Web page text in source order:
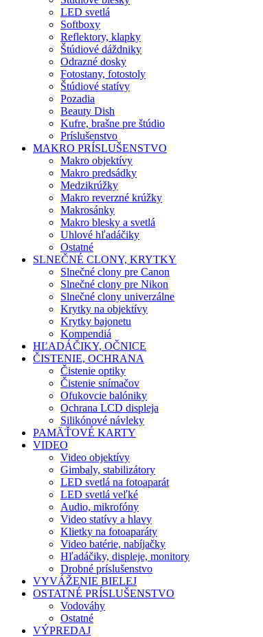
LED svetlá
Softboxy
Reflektory, klapky
Štúdiové dáždniky
Odrazné dosky
Fotostany, fotostoly
Štúdiové statívy
Pozadia
Beauty Dish
Kufre, brašne pre štúdio
Príslušenstvo
MAKRO PRÍSLUŠENSTVO
Makro objektívy
Makro predsádky
Medzikrúžky
Makro reverzné krúžky
Makrosánky
Makro blesky a svetlá
Uhlové hľadáčiky
Ostatné
SLNEČNÉ CLONY, KRYTKY
Slnečné clony pre Canon
Slnečné clony pre Nikon
Slnečné clony univerzálne
Krytky na objektívy
Krytky bajonetu
Kompendiá
HĽADÁČIKY, OČNICE
ČISTENIE, OCHRANA
Čistenie optiky
Čistenie snímačov
Ofukovcie balóniky
Ochrana LCD displeja
Silikónové návleky
PAMÄŤOVÉ KARTY
VIDEO
Video objektívy
Gimbaly, stabilizátory
LED svetlá na fotoaparát
LED svetlá veľké
Audio, mikrofóny
Video statívy a hlavy
Klietky na fotoaparáty
Video batérie, nabíjačky
Hľadáčiky, displeje, monitory
Drobné príslušenstvo
VYVÁŽENIE BIELEJ
OSTATNÉ PRÍSLUŠENSTVO
Vodováhy
Ostatné
VÝPREDAJ